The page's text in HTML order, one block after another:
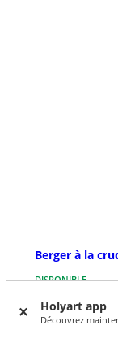
Holyart app
Découvrez
Berger à la
DISPONIBLE
€ 23,90